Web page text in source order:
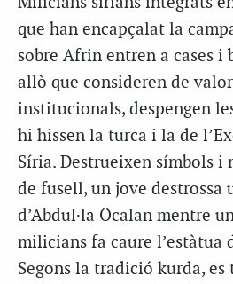
que han encapçalat la
sobre Afrin entren a cases i
allò que consideren de
institucionals, despengen
hi hissen la turca i la de
Síria. Destrueixen símbols i
de fusell, un jove destrossa
d’Abdul·la Öcalan mentre
milicians fa caure l’estàtua
Segons la tradició kurda, es